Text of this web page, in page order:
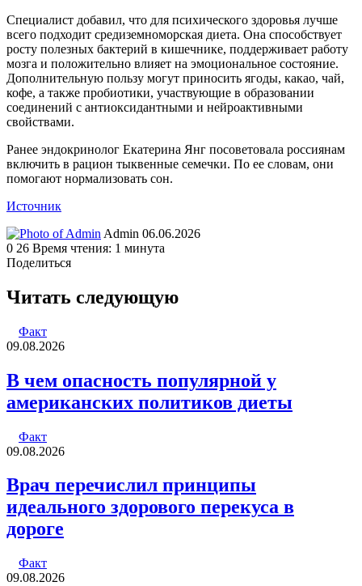
Специалист добавил, что для психического здоровья лучше
всего подходит средиземноморская диета. Она способствует
росту полезных бактерий в кишечнике, поддерживает работу
мозга и положительно влияет на эмоциональное состояние.
Дополнительную пользу могут приносить ягоды, какао, чай,
кофе, а также пробиотики, участвующие в образовании
соединений с антиоксидантными и нейроактивными
свойствами.
Ранее эндокринолог Екатерина Янг посоветовала россиянам
включить в рацион тыквенные семечки. По ее словам, они
помогают нормализовать сон.
Источник
Admin Send
an
06.06.2026
0 26 Время чтения: 1 минута
Поделиться
через
электронную
Читать следующую
Факт
09.08.2026
В чем опасность популярной у
американских политиков диеты
Факт
09.08.2026
Врач перечислил принципы
идеального здорового перекуса в
дороге
Факт
09.08.2026